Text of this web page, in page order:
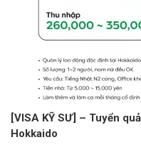
[VISA KỸ SƯ] – Tuyển
Hokkaido